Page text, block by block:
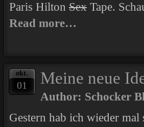
Paris Hilton Sex Tape.
Read more…
okt.
01 Meine neue
Author: Schocker
Gestern hab ich wieder